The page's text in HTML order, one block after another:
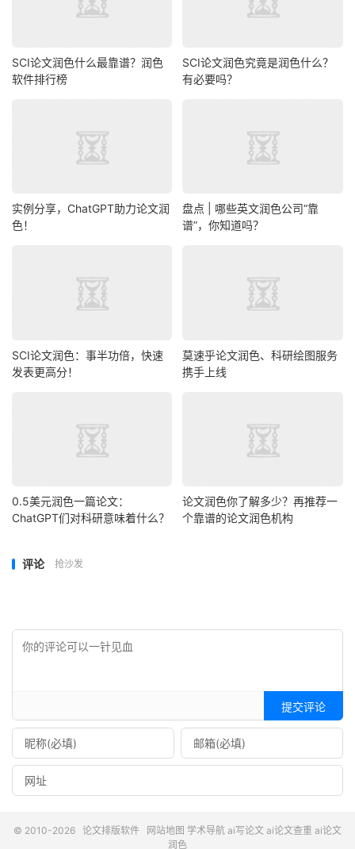
SCI论文润色什么最靠谱？润色
软件排行榜
SCI论文润色究竟是润色什么？
有必要吗？
实例分享，ChatGPT助力论文润
色！
盘点 | 哪些英文润色公司“靠
谱”，你知道吗？
SCI论文润色：事半功倍，快速
发表更高分！
莫速乎论文润色、科研绘图服务
携手上线
0.5美元润色一篇论文：
ChatGPT们对科研意味着什么？
论文润色你了解多少？再推荐一
个靠谱的论文润色机构
评论 抢沙发
提交评论
© 2010-2026 论文排版软件 网站地图 学术导航 ai写论文 ai论文查重 ai论文
润色